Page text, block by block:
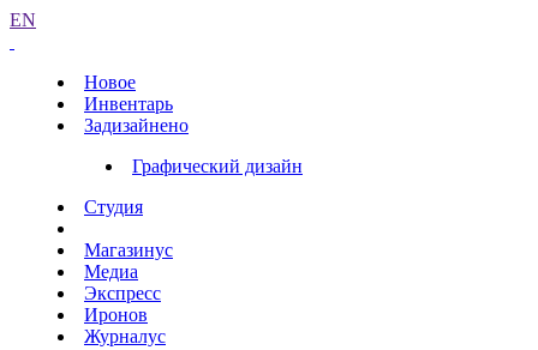
EN
Новое
Инвентарь
Задизайнено
Графический дизайн
Студия
Магазинус
Медиа
Экспресс
Иронов
Журналус